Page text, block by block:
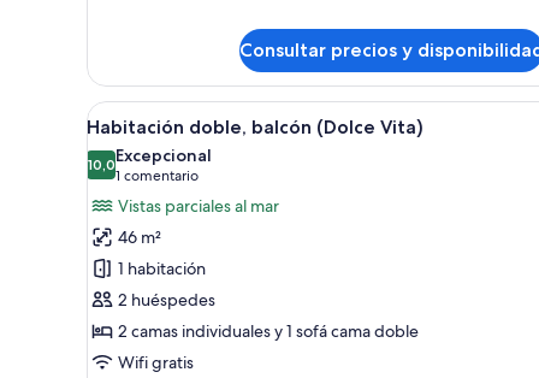
La)
vistas
parciales
al
(Oh
La
La)
Consultar precios y
Abrir
todas
las
fotos
de
Habitación
doble,
balcón
(Dolce
Vita)
Una habitación de hotel
9
Habitación doble, balcón (Dolce Vita)
10,010,0 de 10
Excepcional
1 comentario
(1 comentario)
Vistas parciales al mar
46 m²
1 habitación
2 huéspedes
2 camas individuales y 1 sofá cama doble
Wifi gratis